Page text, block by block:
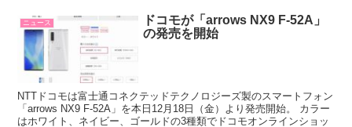
ニュース
ドコモが「arrows NX9 F-52A」
の発売を開始
NTTドコモは富士通コネクテッドテクノロジーズ製のスマートフォン
「arrows NX9 F-52A」を本日12月18日（金）より発売開始。 カラー
はホワイト、ネイビー、ゴールドの3種類でドコモオンラインショッ